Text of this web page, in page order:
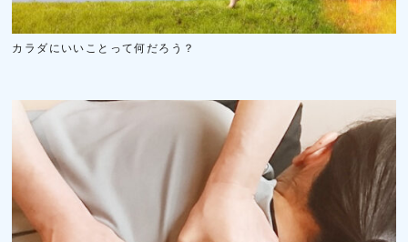
カラダにいいことって何だろう？